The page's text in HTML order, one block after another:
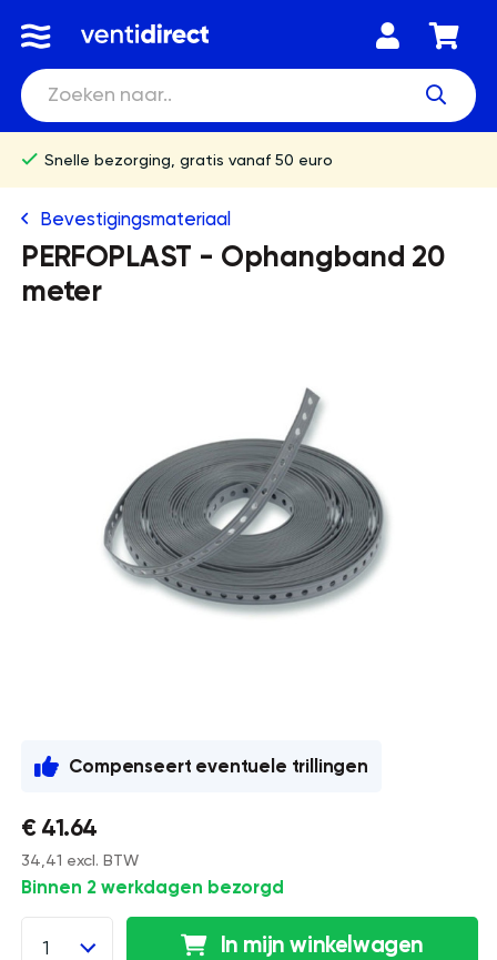
Snelle bezorging, gratis vanaf 50 euro
Bevestigingsmateriaal
PERFOPLAST - Ophangband 20
meter
Compenseert eventuele trillingen
€ 41.64
34,41 excl. BTW
Binnen 2 werkdagen bezorgd
1 In mijn winkelwagen